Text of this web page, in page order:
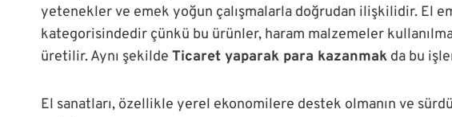
yetenekler ve emek yoğun çalışmalarla doğrudan ilişkilidir. El
kategorisindedir çünkü bu ürünler, haram malzemeler
üretilir. Aynı şekilde Ticaret yaparak para kazanmak da bu
El sanatları, özellikle yerel ekonomilere destek olmanın ve